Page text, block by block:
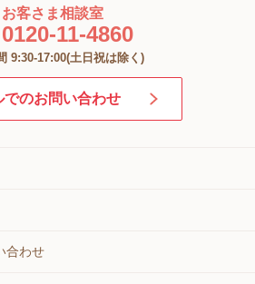
お客さま相談室
0120-11-4860
9:30-17:00(土日祝は除く)
でのお問い合わせ
合わせ